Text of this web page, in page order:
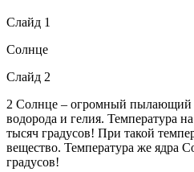
Слайд 1
Солнце
Слайд 2
2 Солнце – огромный пылающий
водорода и гелия. Температура
тысяч градусов! При такой
вещество. Температура же ядра
градусов!